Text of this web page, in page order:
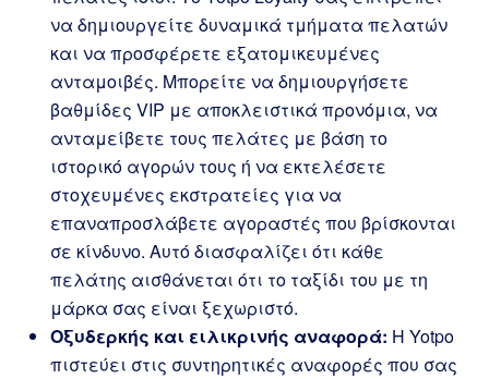
να δημιουργείτε δυναμικά τμήματα πελατών
και να προσφέρετε εξατομικευμένες
ανταμοιβές. Μπορείτε να δημιουργήσετε
βαθμίδες VIP με αποκλειστικά προνόμια, να
ανταμείβετε τους πελάτες με βάση το
ιστορικό αγορών τους ή να εκτελέσετε
στοχευμένες εκστρατείες για να
επαναπροσλάβετε αγοραστές που βρίσκονται
σε κίνδυνο. Αυτό διασφαλίζει ότι κάθε
πελάτης αισθάνεται ότι το ταξίδι του με τη
μάρκα σας είναι ξεχωριστό.
Οξυδερκής και ειλικρινής αναφορά: Η Yotpo
πιστεύει στις συντηρητικές αναφορές που σας